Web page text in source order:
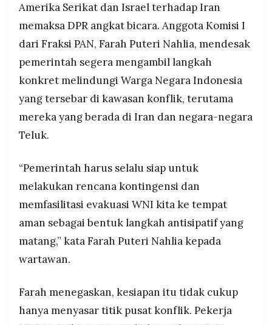
©
RESOLUSI
MEDIA
PRAMUDITA
©
Resolusi.co
2026
RESOLUSI
MEDIA
PRAMUDITA
status Siaga 1 bagi 329 WNI di Iran, namun DPR
menilai langkah itu belum cukup mengingat
cepatnya eskalasi di lapangan.
Pemerintah juga diminta segera berkoordinasi
dengan maskapai dan otoritas penerbangan
untuk memastikan keselamatan jemaah umrah
WNI yang terdampak gangguan rute udara di
Amerika Serikat dan Israel terhadap Iran
memaksa DPR angkat bicara. Anggota Komisi I
dari Fraksi PAN, Farah Puteri Nahlia, mendesak
pemerintah segera mengambil langkah
konkret melindungi Warga Negara Indonesia
yang tersebar di kawasan konflik, terutama
mereka yang berada di Iran dan negara-negara
Teluk.
“Pemerintah harus selalu siap untuk
melakukan rencana kontingensi dan
memfasilitasi evakuasi WNI kita ke tempat
aman sebagai bentuk langkah antisipatif yang
matang,” kata Farah Puteri Nahlia kepada
wartawan.
Farah menegaskan, kesiapan itu tidak cukup
hanya menyasar titik pusat konflik. Pekerja